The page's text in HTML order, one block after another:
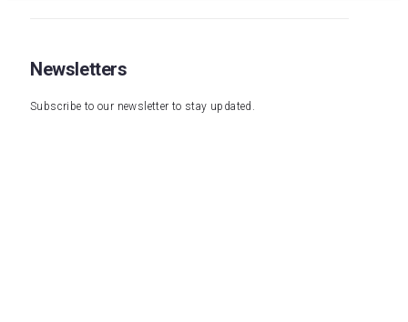
Newsletters
Subscribe to our newsletter to stay updated.